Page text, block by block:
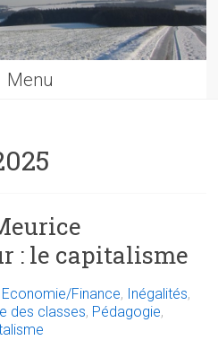
Menu
: le capitalisme
Economie/Finance, Inégalités,
des classes, Pédagogie,